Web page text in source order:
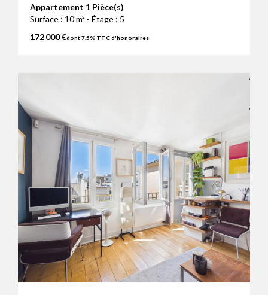
Appartement 1 Pièce(s)
Surface : 10 m² - Étage : 5
172 000 €dont 7.5% TTC d'honoraires